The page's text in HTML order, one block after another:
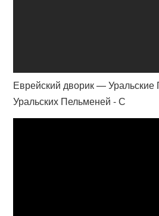
Еврейский дворик — Уральские
Уральских Пельменей - С